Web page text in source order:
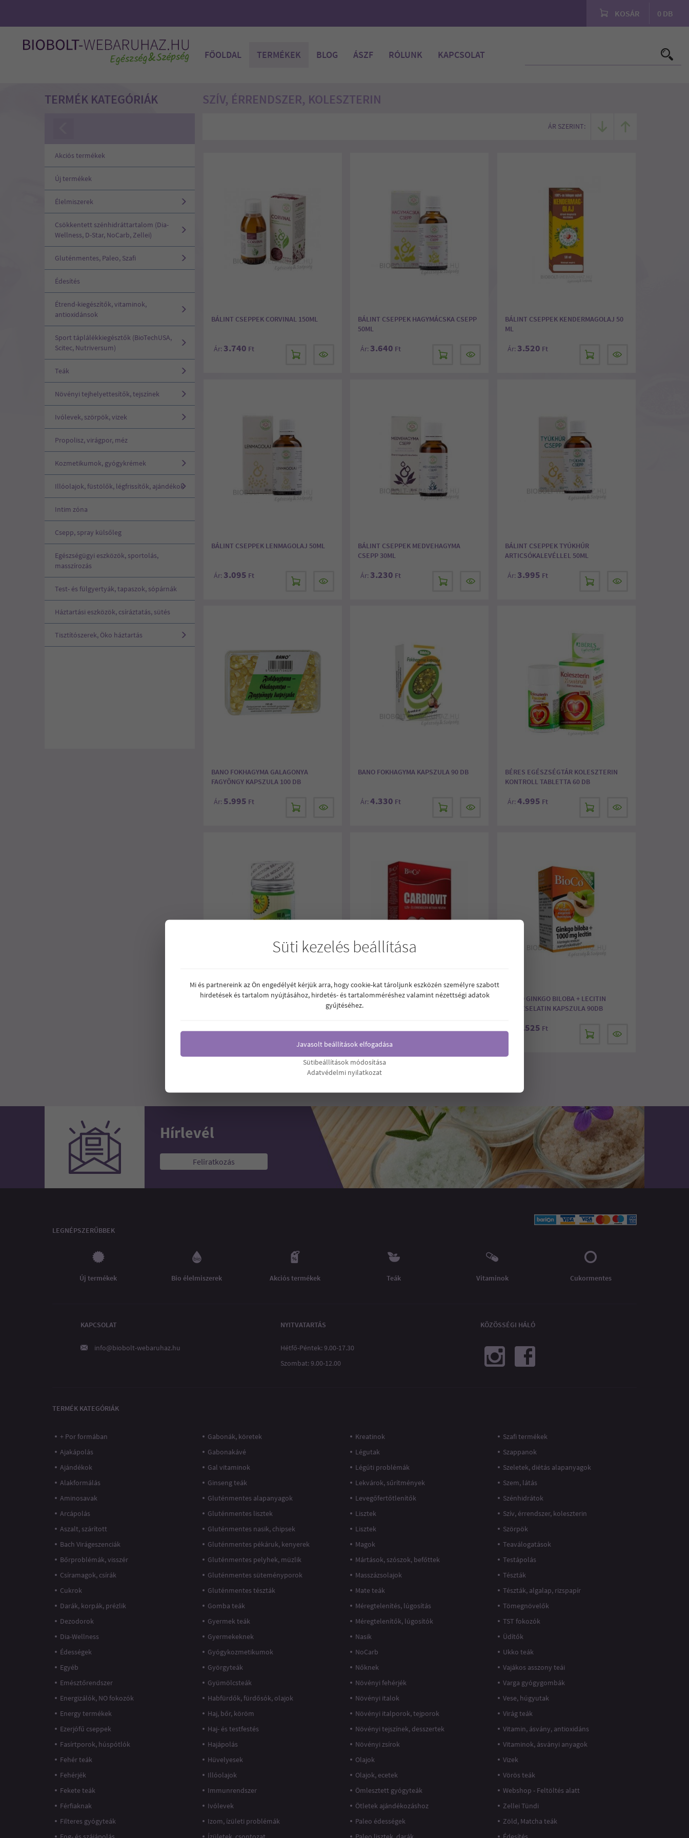
KOSÁR 0 DB
FŐOLDAL TERMÉKEK BLOG ÁSZF RÓLUNK KAPCSOLAT
TERMÉK KATEGÓRIÁK
Akciós termékek
Új termékek
Élelmiszerek
Csökkentett szénhidráttartalom (Dia-
Wellness, D-Star, NoCarb, Zellei)
Gluténmentes, Paleo, Szafi
Édesítés
Étrend-kiegészítők, vitaminok,
antioxidánsok
Sport táplálékkiegésztők (BioTechUSA,
Scitec, Nutriversum)
Teák
Növényi tejhelyettesítők, tejszínek
Ivólevek, szörpök, vizek
Propolisz, virágpor, méz
Kozmetikumok, gyógykrémek
Illóolajok, füstölők, légfrissítők, ajándékok
Intim zóna
Csepp, spray külsőleg
Egészségügyi eszközök, sportolás,
masszírozás
Test- és fülgyertyák, tapaszok, sópárnák
Háztartási eszközök, csíráztatás, sütés
Tisztítószerek, Öko háztartás
SZÍV, ÉRRENDSZER, KOLESZTERIN
ÁR SZERINT:
BÁLINT CSEPPEK CORVINAL 150ML
Ár: 3.740 Ft
BÁLINT CSEPPEK HAGYMÁCSKA CSEPP
50ML
Ár: 3.640 Ft
BÁLINT CSEPPEK KENDERMAGOLAJ 50
ML
Ár: 3.520 Ft
BÁLINT CSEPPEK LENMAGOLAJ 50ML
Ár: 3.095 Ft
BÁLINT CSEPPEK MEDVEHAGYMA
CSEPP 30ML
Ár: 3.230 Ft
BÁLINT CSEPPEK TYÚKHÚR
ARTICSÓKALEVÉLLEL 50ML
Ár: 3.995 Ft
BANO FOKHAGYMA GALAGONYA
FAGYÖNGY KAPSZULA 100 DB
Ár: 5.995 Ft
BANO FOKHAGYMA KAPSZULA 90 DB
Ár:4.330 Ft
BÉRES EGÉSZSÉGTÁR KOLESZTERIN
KONTROLL TABLETTA 60 DB
Ár: 4.995 Ft
BIG STAR GINKGO BILOBA KAPSZULA
BIOCO CARDIOVIT KAPSZULA 60DB
BIOCO GINKGO BILOBA + LECITIN
LÁGYZSELATIN KAPSZULA 90DB
5.525 Ft
1 2 3
Hírlevél
Feliratkozás
LEGNÉPSZERŰBBEK
Új termékek Bio élelmiszerek Akciós termékek Teák Vitaminok Cukormentes
KAPCSOLAT
info@biobolt-webaruhaz.hu
NYITVATARTÁS
Hétfő-Péntek: 9.00-17.30
Szombat: 9.00-12.00
KÖZÖSSÉGI HÁLÓ
TERMÉK KATEGÓRIÁK
+ Por formában
Ajakápolás
Ajándékok
Alakformálás
Aminosavak
Arcápolás
Aszalt, szárított
Bach Virágeszenciák
Bőrproblémák, visszér
Csíramagok, csírák
Cukrok
Darák, korpák, prézlik
Dezodorok
Dia-Wellness
Édességek
Egyéb
Emésztőrendszer
Energizálók, NO fokozók
Energy termékek
Ezerjófű cseppek
Fasírtporok, húspótlók
Fehér teák
Fehérjék
Fekete teák
Férfiaknak
Filteres gyógyteák
Gabonák, köretek
Gabonakávé
Gal vitaminok
Ginseng teák
Gluténmentes alapanyagok
Gluténmentes lisztek
Gluténmentes nasik, chipsek
Gluténmentes pékáruk, kenyerek
Gluténmentes pelyhek, müzlik
Gluténmentes süteményporok
Gluténmentes tészták
Gomba teák
Gyermek teák
Gyermekeknek
Gyógykozmetikumok
Györgyteák
Gyümölcsteák
Habfürdők, fürdősók, olajok
Haj, bőr, köröm
Haj- és testfestés
Hajápolás
Hüvelyesek
Illóolajok
Immunrendszer
Ivólevek
Izom, ízületi problémák
Kreatinok
Légutak
Légúti problémák
Lekvárok, sűrítmények
Levegőfertőtlenítők
Lisztek
Lisztek
Magok
Mártások, szószok, befőttek
Masszázsolajok
Mate teák
Méregtelenítés, lúgosítás
Méregtelenítők, lúgosítók
Nasik
NoCarb
Nőknek
Növényi fehérjék
Növényi italok
Növényi italporok, tejporok
Növényi tejszínek, desszertek
Növényi zsírok
Olajok
Olajok, ecetek
Ömlesztett gyógyteák
Ötletek ajándékozáshoz
Paleo édességek
Szafi termékek
Szappanok
Szeletek, diétás alapanyagok
Szem, látás
Szénhidrátok
Szív, érrendszer, koleszterin
Szörpök
Teaválogatások
Testápolás
Tészták
Tészták, algalap, rizspapír
Tömegnövelők
TST fokozók
Üdítők
Ukko teák
Vajákos asszony teái
Varga gyógygombák
Vese, húgyutak
Virág teák
Vitamin, ásvány, antioxidáns
Vitaminok, ásványi anyagok
Vizek
Vörös teák
Webshop - Feltöltés alatt
Zellei Tündi
Zöld, Matcha teák
Süti kezelés beállítása
Mi és partnereink az Ön engedélyét kérjük arra, hogy cookie-kat tároljunk eszközén személyre szabott
hirdetések és tartalom nyújtásához, hirdetés- és tartalomméréshez valamint nézettségi adatok
gyűjtéséhez.
Javasolt beállítások elfogadása
Sütibeállítások módosítása
Adatvédelmi nyilatkozat